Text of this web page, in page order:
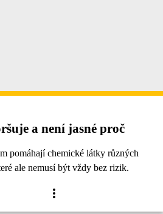
a není jasné proč
pomáhají chemické látky různých
ale nemusí být vždy bez rizik.